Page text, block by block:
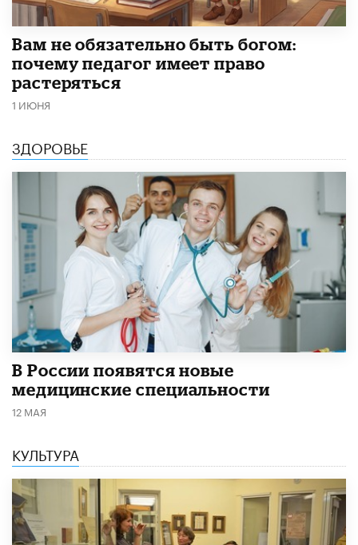
​Вам не обязательно быть богом:
почему педагог имеет право
растеряться
1 ИЮНЯ
ЗДОРОВЬЕ
В России появятся новые
медицинские специальности
12 МАЯ
КУЛЬТУРА